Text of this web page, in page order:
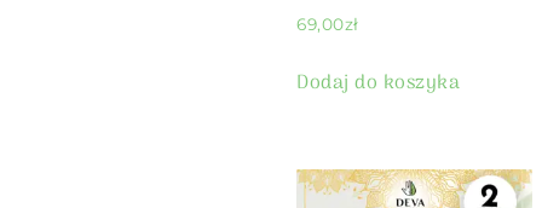
69,00zł
Dodaj do koszyka